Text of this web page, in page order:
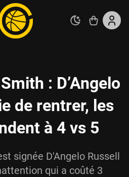
: D’Angelo
de rentrer, les
à 4 vs 5
signée D'Angelo Russell
qui a coûté 3